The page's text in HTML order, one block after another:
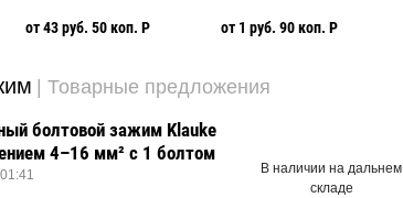
от 43 руб. 50 коп. Р от 1 руб. 90 коп. Р
| Товарные предложения
болтовой зажим Klauke
4–16 мм² с 1 болтом
В наличии на дальнем
складе